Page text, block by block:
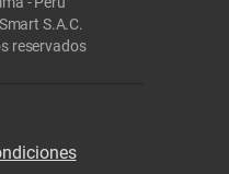
S.A.C.
reservados